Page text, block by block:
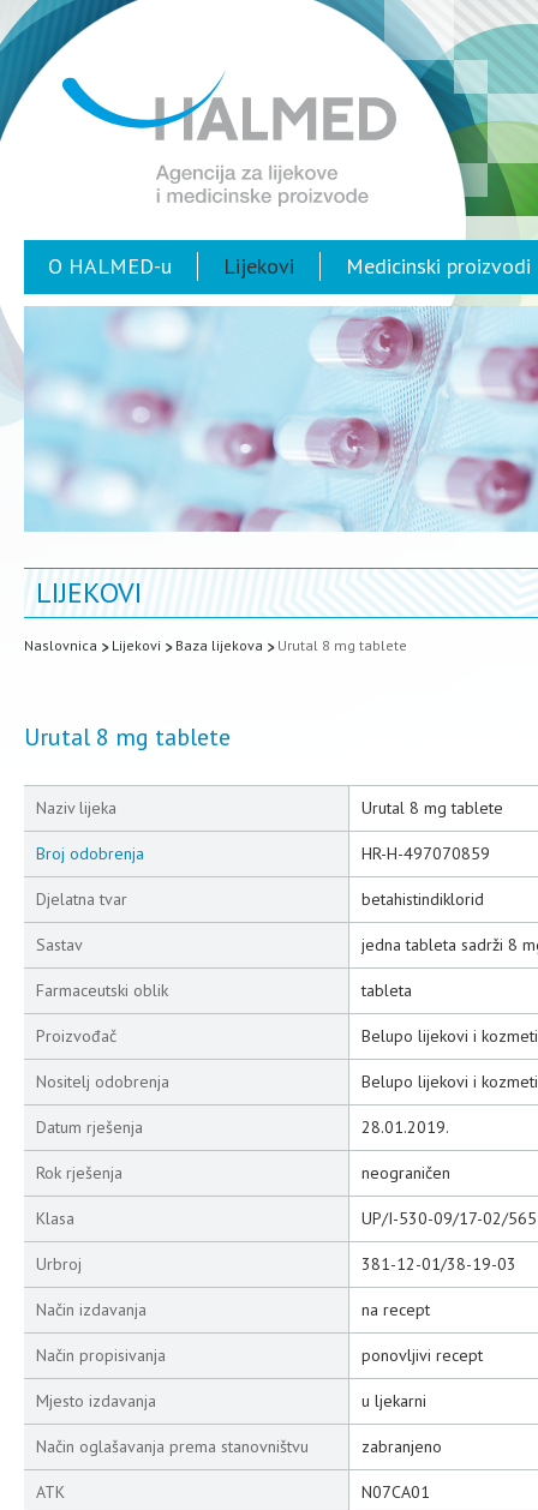
O HALMED-u Lijekovi Medicinski proizvodi
LIJEKOVI
Naslovnica Lijekovi Baza lijekova Urutal 8 mg tablete
Urutal 8 mg tablete
Naziv lijeka Urutal 8 mg tablete
Broj odobrenja HR-H-497070859
Djelatna tvar betahistindiklorid
Sastav jedna tableta sadrži 8
Farmaceutski oblik tableta
Proizvođač Belupo lijekovi i
Nositelj odobrenja Belupo lijekovi i
Datum rješenja 28.01.2019.
Rok rješenja neograničen
Klasa UP/I-530-09/17-02/565
Urbroj 381-12-01/38-19-03
Način izdavanja na recept
Način propisivanja ponovljivi recept
Mjesto izdavanja u ljekarni
Način oglašavanja prema stanovništvu zabranjeno
ATK N07CA01